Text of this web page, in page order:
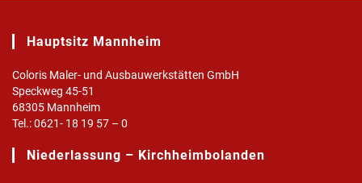
Hauptsitz Mannheim
Coloris Maler- und Ausbauwerkstätten GmbH
Speckweg 45-51
68305 Mannheim
Tel.: 0621- 18 19 57 – 0
Niederlassung – Kirchheimbolanden